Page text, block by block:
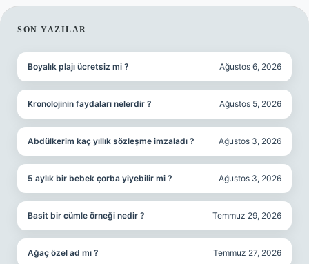
SIDEBAR
SON YAZILAR
Boyalık plajı ücretsiz mi ? Ağustos 6, 2026
Kronolojinin faydaları nelerdir ? Ağustos 5, 2026
Abdülkerim kaç yıllık sözleşme imzaladı ? Ağustos 3, 2026
5 aylık bir bebek çorba yiyebilir mi ? Ağustos 3, 2026
Basit bir cümle örneği nedir ? Temmuz 29, 2026
Ağaç özel ad mı ? Temmuz 27, 2026